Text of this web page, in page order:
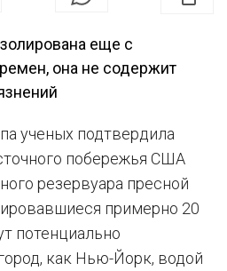
еще с
она не содержит
ученых подтвердила
побережья США
резервуара пресной
примерно 20
потенциально
как Нью-Йорк, водой